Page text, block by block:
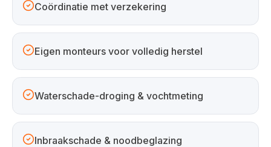
Coördinatie met verzekering
Eigen monteurs voor volledig herstel
Waterschade-droging & vochtmeting
Inbraakschade & noodbeglazing